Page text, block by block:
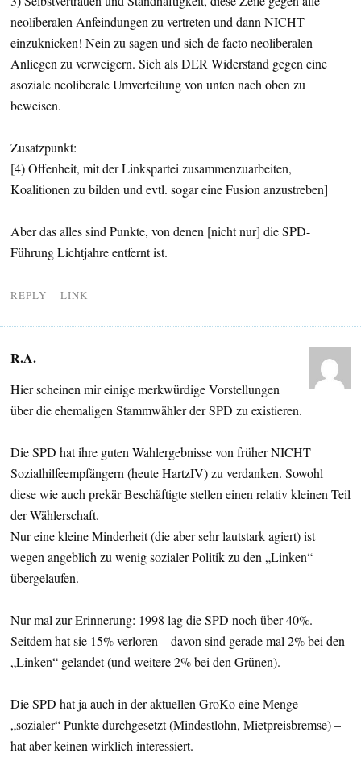
neoliberalen Anfeindungen zu vertreten und dann NICHT
einzuknicken! Nein zu sagen und sich de facto neoliberalen
Anliegen zu verweigern. Sich als DER Widerstand gegen eine
asoziale neoliberale Umverteilung von unten nach oben zu
beweisen.
Zusatzpunkt:
[4) Offenheit, mit der Linkspartei zusammenzuarbeiten,
Koalitionen zu bilden und evtl. sogar eine Fusion anzustreben]
Aber das alles sind Punkte, von denen [nicht nur] die SPD-
Führung Lichtjahre entfernt ist.
REPLY LINK
R.A.
Hier scheinen mir einige merkwürdige Vorstellungen
über die ehemaligen Stammwähler der SPD zu existieren.
Die SPD hat ihre guten Wahlergebnisse von früher NICHT
Sozialhilfeempfängern (heute HartzIV) zu verdanken. Sowohl
diese wie auch prekär Beschäftigte stellen einen relativ kleinen Teil
der Wählerschaft.
Nur eine kleine Minderheit (die aber sehr lautstark agiert) ist
wegen angeblich zu wenig sozialer Politik zu den „Linken“
übergelaufen.
Nur mal zur Erinnerung: 1998 lag die SPD noch über 40%.
Seitdem hat sie 15% verloren – davon sind gerade mal 2% bei den
„Linken“ gelandet (und weitere 2% bei den Grünen).
Die SPD hat ja auch in der aktuellen GroKo eine Menge
„sozialer“ Punkte durchgesetzt (Mindestlohn, Mietpreisbremse) –
hat aber keinen wirklich interessiert.